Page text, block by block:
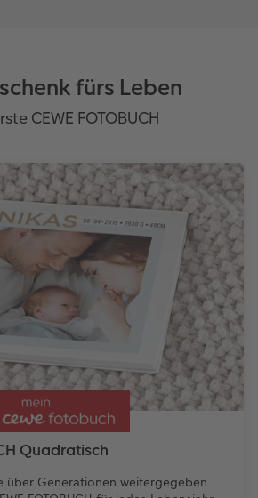
fürs Leben
CEWE FOTOBUCH
Quadratisch
über Generationen weitergegeben